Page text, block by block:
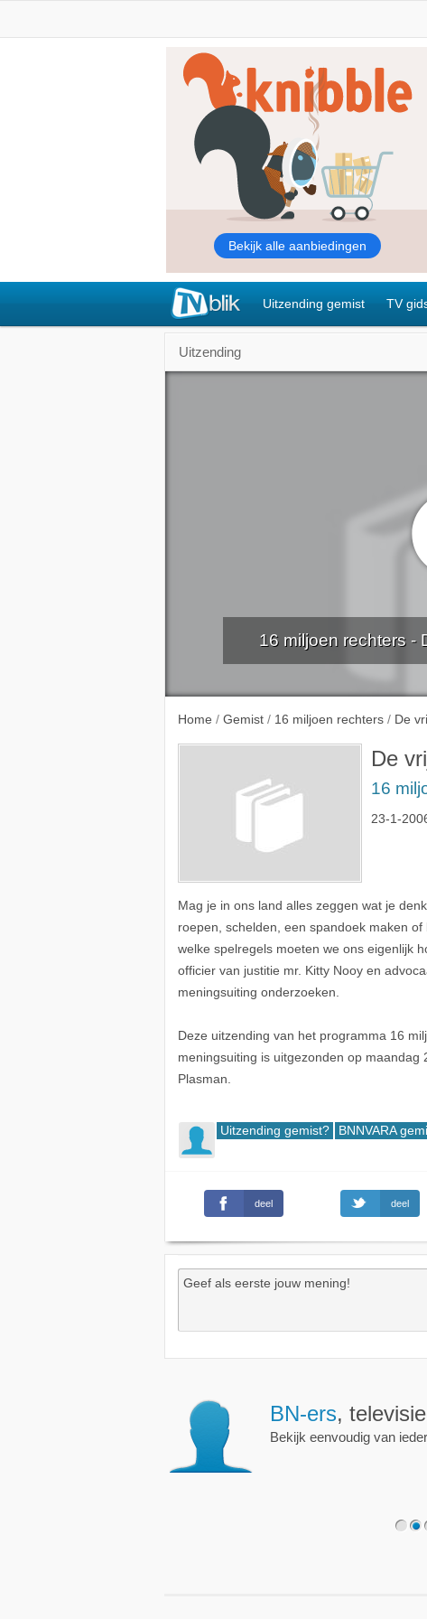
Uitzending gemist TV
Uitzending
16 miljoen rechters -
Home / Gemist / 16 miljoen rechters / De
De
16
23-1-
Mag je in ons land alles zeggen wat je
roepen, schelden, een spandoek maken
welke spelregels moeten we ons eigenlijk
officier van justitie mr. Kitty Nooy en
meningsuiting onderzoeken.
Deze uitzending van het programma 16
meningsuiting is uitgezonden op maandag
Plasman.
Uitzending gemist? BNNVARA
deel deel
Wekkers, altijd
Zet een wekker op een